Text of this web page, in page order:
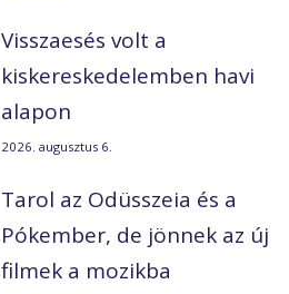
Visszaesés volt a
kiskereskedelemben havi
alapon
2026. augusztus 6.
Tarol az Odüsszeia és a
Pókember, de jönnek az új
filmek a mozikba